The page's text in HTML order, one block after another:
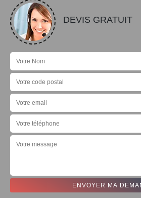
DEVIS GRATUIT